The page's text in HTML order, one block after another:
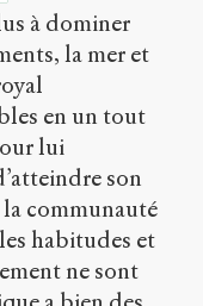
à dominer
la mer et
en un tout
lui
son
communauté
habitudes et
ne sont